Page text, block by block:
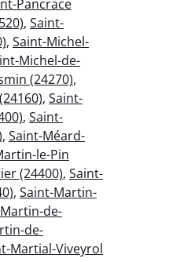
Pancrace
, Saint-
, Saint-Michel-
Michel-de-
(24270),
, Saint-
, Saint-
, Saint-Méard-
le-Pin
(24400), Saint-
, Saint-Martin-
de-
de-
Martial-Viveyrol